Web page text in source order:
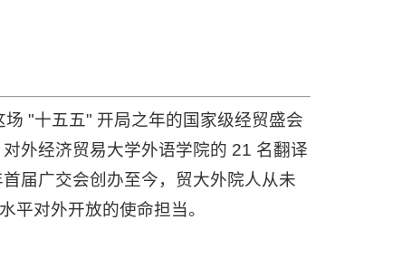
"十五五" 开局之年的国家级经贸盛会
外经济贸易大学外语学院的 21 名翻译
届广交会创办至今，贸大外院人从未
平对外开放的使命担当。